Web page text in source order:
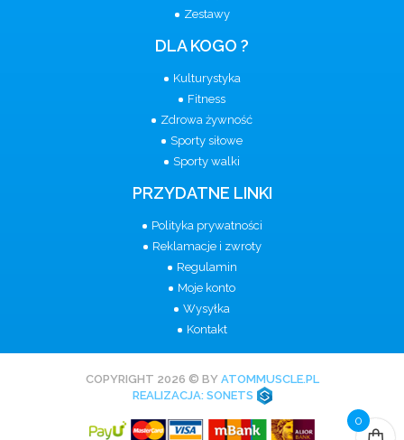
Zestawy
DLA KOGO ?
Kulturystyka
Fitness
Zdrowa żywność
Sporty siłowe
Sporty walki
PRZYDATNE LINKI
Polityka prywatności
Reklamacje i zwroty
Regulamin
Moje konto
Wysyłka
Kontakt
COPYRIGHT 2026 © BY ATOMMUSCLE.PL
REALIZACJA: SONETS
0